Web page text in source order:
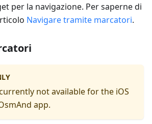
per la navigazione. Per saperne di
Navigare tramite marcatori.
not available for the iOS
app.